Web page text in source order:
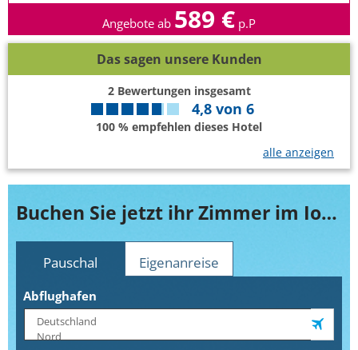
Angebote ab 589 € p.P
Das sagen unsere Kunden
2Bewertungen insgesamt
4,8 von 6
100 % empfehlen dieses Hotel
alle anzeigen
Buchen Sie jetzt ihr Zimmer im Iolkos
Pauschal Eigenanreise
Abflughafen